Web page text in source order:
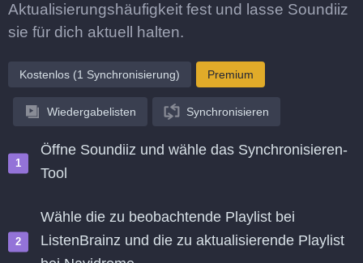
Aktualisierungshäufigkeit fest und lasse Soundiiz
sie für dich aktuell halten.
Kostenlos (1 Synchronisierung) Premium
Wiedergabelisten Synchronisieren
Öffne Soundiiz und wähle das Synchronisieren-
Tool
Wähle die zu beobachtende Playlist bei
ListenBrainz und die zu aktualisierende Playlist